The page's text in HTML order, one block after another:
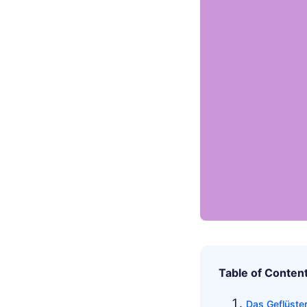
Table of
Das